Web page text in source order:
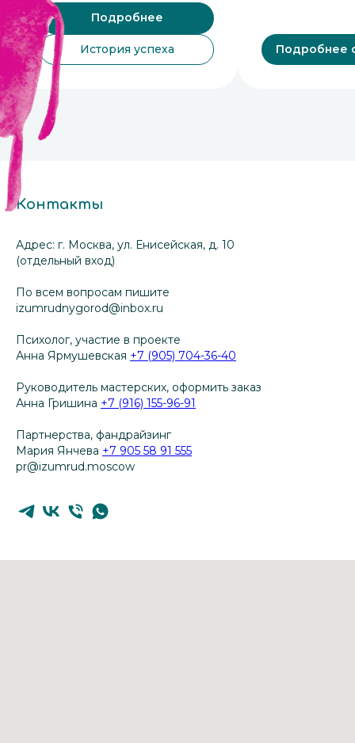
Подробнее
История успеха Подробнее
Контакты
Адрес: г. Москва, ул. Енисейская, д. 10
(отдельный вход)
По всем вопросам пишите
izumrudnygorod@inbox.ru
Психолог, участие в проекте
Анна Ярмушевская +7 (905) 704-36-40
Руководитель мастерских, оформить заказ
Анна Гришина +7 (916) 155-96-91
Партнерства, фандрайзинг
Мария Янчева +7 905 58 91 555
pr@izumrud.moscow